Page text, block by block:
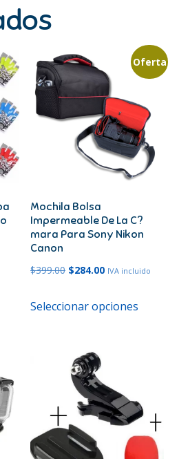
producto
Oferta
Mochila Bolsa
Impermeable De La C?
mara Para Sony Nikon
Canon
$399.00 El
original
$284.00El
actual
IVA incluido
Seleccionar opciones
pueden